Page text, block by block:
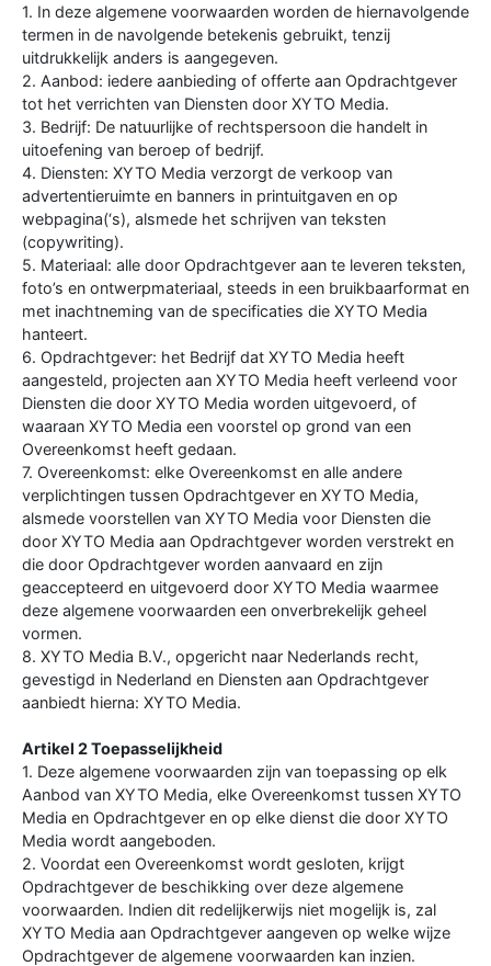
1. In deze algemene voorwaarden worden de hiernavolgende
termen in de navolgende betekenis gebruikt, tenzij
uitdrukkelijk anders is aangegeven.
2. Aanbod: iedere aanbieding of offerte aan Opdrachtgever
tot het verrichten van Diensten door XYTO Media.
3. Bedrijf: De natuurlijke of rechtspersoon die handelt in
uitoefening van beroep of bedrijf.
4. Diensten: XYTO Media verzorgt de verkoop van
advertentieruimte en banners in printuitgaven en op
webpagina(‘s), alsmede het schrijven van teksten
(copywriting).
5. Materiaal: alle door Opdrachtgever aan te leveren teksten,
foto’s en ontwerpmateriaal, steeds in een bruikbaarformat en
met inachtneming van de specificaties die XYTO Media
hanteert.
6. Opdrachtgever: het Bedrijf dat XYTO Media heeft
aangesteld, projecten aan XYTO Media heeft verleend voor
Diensten die door XYTO Media worden uitgevoerd, of
waaraan XYTO Media een voorstel op grond van een
Overeenkomst heeft gedaan.
7. Overeenkomst: elke Overeenkomst en alle andere
verplichtingen tussen Opdrachtgever en XYTO Media,
alsmede voorstellen van XYTO Media voor Diensten die
door XYTO Media aan Opdrachtgever worden verstrekt en
die door Opdrachtgever worden aanvaard en zijn
geaccepteerd en uitgevoerd door XYTO Media waarmee
deze algemene voorwaarden een onverbrekelijk geheel
vormen.
8. XYTO Media B.V., opgericht naar Nederlands recht,
gevestigd in Nederland en Diensten aan Opdrachtgever
aanbiedt hierna: XYTO Media.
Artikel 2 Toepasselijkheid
1. Deze algemene voorwaarden zijn van toepassing op elk
Aanbod van XYTO Media, elke Overeenkomst tussen XYTO
Media en Opdrachtgever en op elke dienst die door XYTO
Media wordt aangeboden.
2. Voordat een Overeenkomst wordt gesloten, krijgt
Opdrachtgever de beschikking over deze algemene
voorwaarden. Indien dit redelijkerwijs niet mogelijk is, zal
XYTO Media aan Opdrachtgever aangeven op welke wijze
Opdrachtgever de algemene voorwaarden kan inzien.